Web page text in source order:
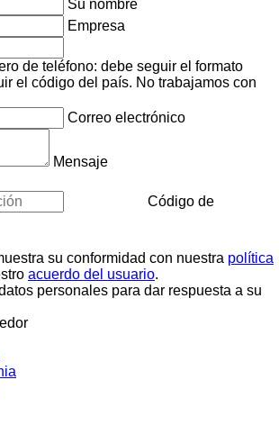
Su nombre
Empresa
de teléfono: debe seguir el formato
el código del país. No trabajamos con
Correo electrónico
Mensaje
Código de
su conformidad con nuestra política
acuerdo del usuario.
personales para dar respuesta a su